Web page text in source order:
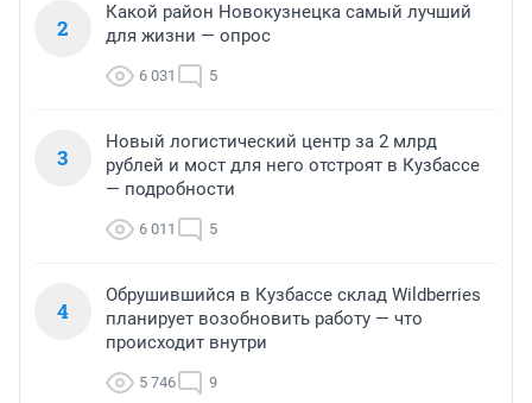
2
Какой район Новокузнецка самый лучший
для жизни — опрос
6 031 5
3
Новый логистический центр за 2 млрд
рублей и мост для него отстроят в Кузбассе
— подробности
6 011 5
4
Обрушившийся в Кузбассе склад Wildberries
планирует возобновить работу — что
происходит внутри
5 746 9